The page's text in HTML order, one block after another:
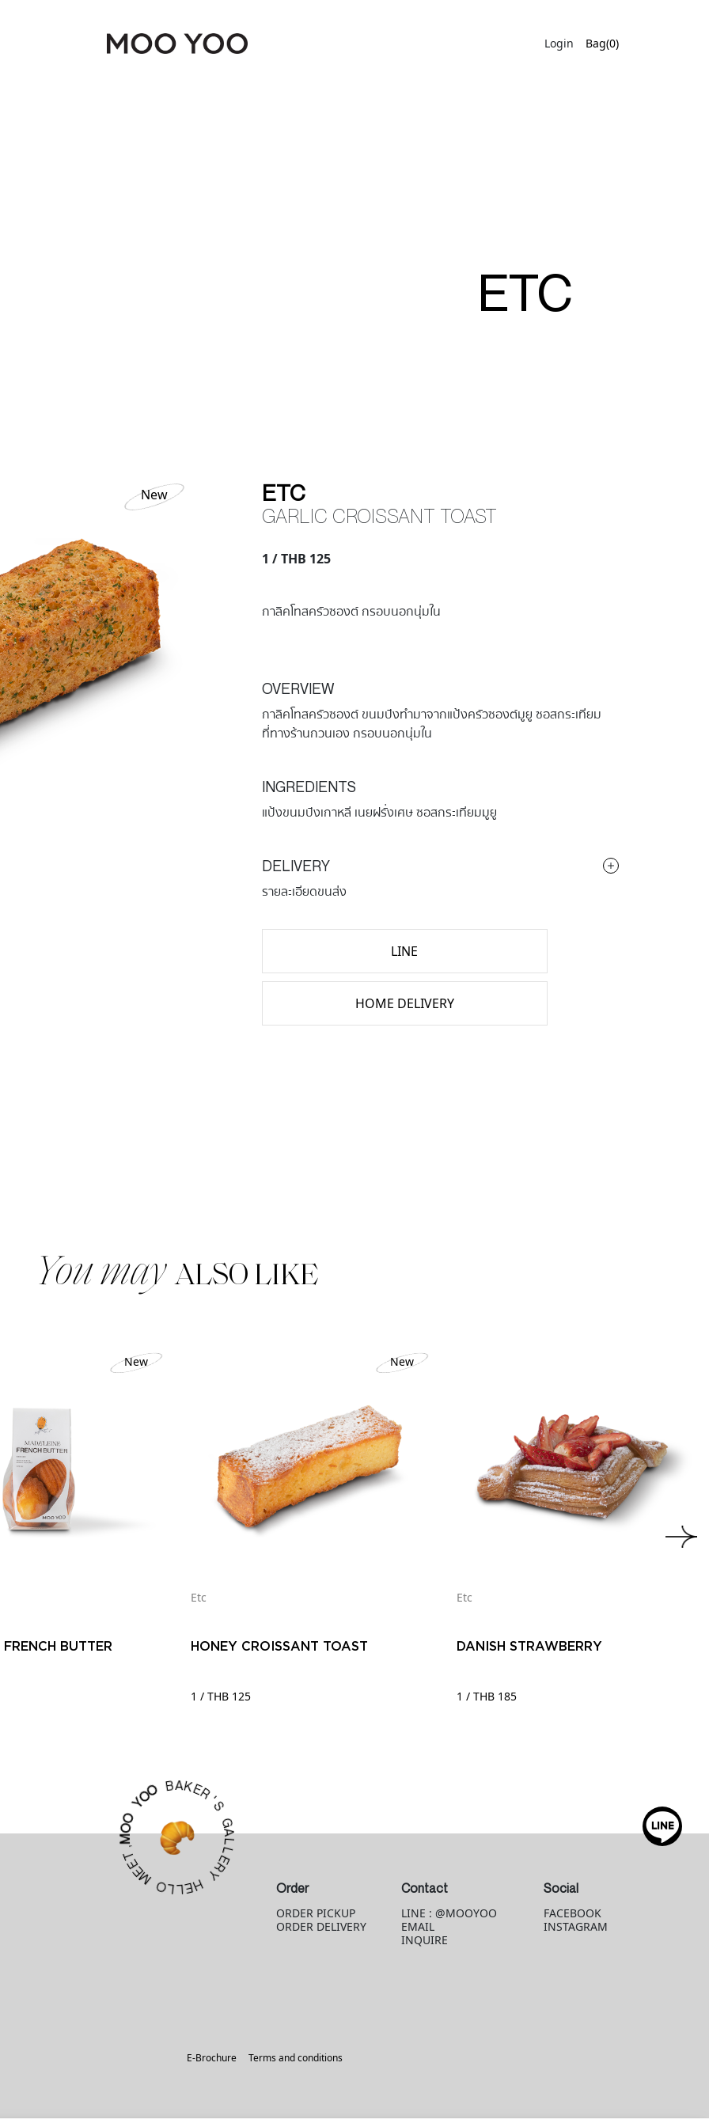
Login Bag(0)
ETC
New ETC
GARLIC CROISSANT TOAST
1 / THB 125
กาลิคโทสครัวซองต์ กรอบนอกนุ่มใน
OVERVIEW
กาลิคโทสครัวซองต์ ขนมปังทำมาจากแป้งครัวซองต์มูยู ซอสกระเทียม
ที่ทางร้านกวนเอง กรอบนอกนุ่มใน
INGREDIENTS
แป้งขนมปังเกาหลี เนยฝรั่งเศษ ซอสกระเทียมมูยู
DELIVERY
รายละเอียดขนส่ง
LINE
HOME DELIVERY
You may ALSO LIKE
New
BUTTER
New
Etc
HONEY CROISSANT TOAST
1 / THB 125
Etc
DANISH STRAWBERRY
1 / THB 185
M
O
O
YO
OB AKER'S
G
A
L
L
E
R
Y
H
E
L
L
O
M
E
E
T
,
Order
ORDER PICKUP
ORDER DELIVERY
Contact
LINE : @MOOYOO
EMAIL
INQUIRE
Social
FACEBOOK
INSTAGRAM
E-Brochure Terms and conditions